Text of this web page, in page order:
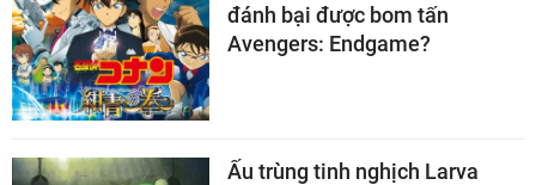
đánh bại được bom tấn
Avengers: Endgame?
Ấu trùng tinh nghịch Larva